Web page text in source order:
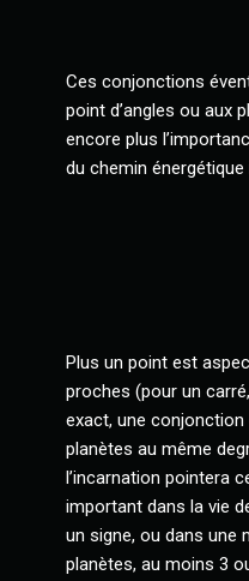
Ces conjonctions
point d’angles ou aux
encore plus
du chemin énergétique
Plus un point est
proches (pour un
exact, une
planètes au même
l’incarnation pointera
important dans la vie
un signe, ou dans une
planètes, au moins 3